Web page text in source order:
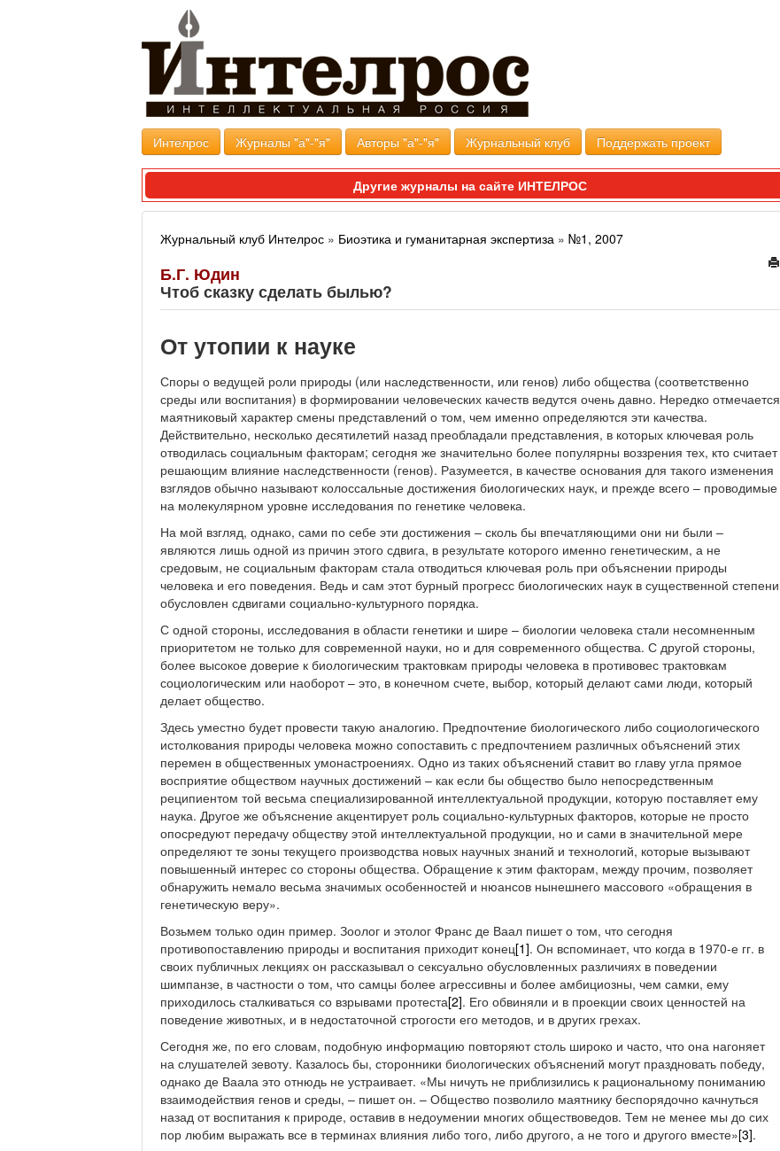
Интелрос Журналы "а"-"я" Авторы "а"-"я" Журнальный клуб Поддержать проект
Другие журналы на сайте ИНТЕЛРОС
Журнальный клуб Интелрос » Биоэтика и гуманитарная экспертиза » №1, 2007
Б.Г. Юдин
Чтоб сказку сделать былью?
От утопии к науке
Споры о ведущей роли природы (или наследственности, или генов) либо общества (соответственно
среды или воспитания) в формировании человеческих качеств ведутся очень давно. Нередко отмечается
маятниковый характер смены представлений о том, чем именно определяются эти качества.
Действительно, несколько десятилетий назад преобладали представления, в которых ключевая роль
отводилась социальным факторам; сегодня же значительно более популярны воззрения тех, кто считает
решающим влияние наследственности (генов). Разумеется, в качестве основания для такого изменения
взглядов обычно называют колоссальные достижения биологических наук, и прежде всего – проводимые
на молекулярном уровне исследования по генетике человека.
На мой взгляд, однако, сами по себе эти достижения – сколь бы впечатляющими они ни были –
являются лишь одной из причин этого сдвига, в результате которого именно генетическим, а не
средовым, не социальным факторам стала отводиться ключевая роль при объяснении природы
человека и его поведения. Ведь и сам этот бурный прогресс биологических наук в существенной степени
обусловлен сдвигами социально-культурного порядка.
С одной стороны, исследования в области генетики и шире – биологии человека стали несомненным
приоритетом не только для современной науки, но и для современного общества. С другой стороны,
более высокое доверие к биологическим трактовкам природы человека в противовес трактовкам
социологическим или наоборот – это, в конечном счете, выбор, который делают сами люди, который
делает общество.
Здесь уместно будет провести такую аналогию. Предпочтение биологического либо социологического
истолкования природы человека можно сопоставить с предпочтением различных объяснений этих
перемен в общественных умонастроениях. Одно из таких объяснений ставит во главу угла прямое
восприятие обществом научных достижений – как если бы общество было непосредственным
реципиентом той весьма специализированной интеллектуальной продукции, которую поставляет ему
наука. Другое же объяснение акцентирует роль социально-культурных факторов, которые не просто
опосредуют передачу обществу этой интеллектуальной продукции, но и сами в значительной мере
определяют те зоны текущего производства новых научных знаний и технологий, которые вызывают
повышенный интерес со стороны общества. Обращение к этим факторам, между прочим, позволяет
обнаружить немало весьма значимых особенностей и нюансов нынешнего массового «обращения в
генетическую веру».
Возьмем только один пример. Зоолог и этолог Франс де Ваал пишет о том, что сегодня
противопоставлению природы и воспитания приходит конец[1]. Он вспоминает, что когда в 1970-е гг. в
своих публичных лекциях он рассказывал о сексуально обусловленных различиях в поведении
шимпанзе, в частности о том, что самцы более агрессивны и более амбициозны, чем самки, ему
приходилось сталкиваться со взрывами протеста[2]. Его обвиняли и в проекции своих ценностей на
поведение животных, и в недостаточной строгости его методов, и в других грехах.
Сегодня же, по его словам, подобную информацию повторяют столь широко и часто, что она нагоняет
на слушателей зевоту. Казалось бы, сторонники биологических объяснений могут праздновать победу,
однако де Ваала это отнюдь не устраивает. «Мы ничуть не приблизились к рациональному пониманию
взаимодействия генов и среды, – пишет он. – Общество позволило маятнику беспорядочно качнуться
назад от воспитания к природе, оставив в недоумении многих обществоведов. Тем не менее мы до сих
пор любим выражать все в терминах влияния либо того, либо другого, а не того и другого вместе»[3].